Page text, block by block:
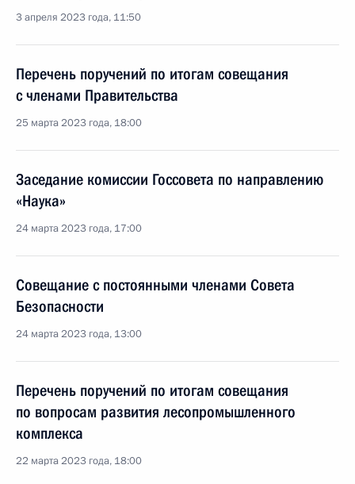
3 апреля 2023 года, 11:50
Перечень поручений по итогам совещания
с членами Правительства
25 марта 2023 года, 18:00
Заседание комиссии Госсовета по направлению
«Наука»
24 марта 2023 года, 17:00
Совещание с постоянными членами Совета
Безопасности
24 марта 2023 года, 13:00
Перечень поручений по итогам совещания
по вопросам развития лесопромышленного
комплекса
22 марта 2023 года, 18:00